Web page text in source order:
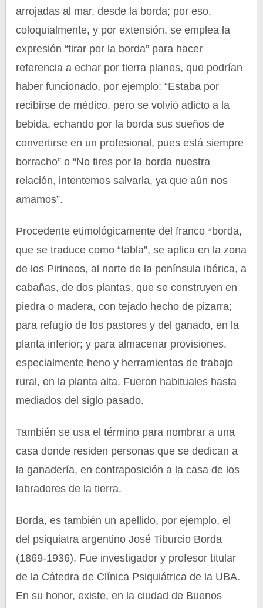
arrojadas al mar, desde la borda; por eso,
coloquialmente, y por extensión, se emplea la
expresión “tirar por la borda” para hacer
referencia a echar por tierra planes, que podrían
haber funcionado, por ejemplo: “Estaba por
recibirse de médico, pero se volvió adicto a la
bebida, echando por la borda sus sueños de
convertirse en un profesional, pues está siempre
borracho” o “No tires por la borda nuestra
relación, intentemos salvarla, ya que aún nos
amamos”.
Procedente etimológicamente del franco *borda,
que se traduce como “tabla”, se aplica en la zona
de los Pirineos, al norte de la península ibérica, a
cabañas, de dos plantas, que se construyen en
piedra o madera, con tejado hecho de pizarra;
para refugio de los pastores y del ganado, en la
planta inferior; y para almacenar provisiones,
especialmente heno y herramientas de trabajo
rural, en la planta alta. Fueron habituales hasta
mediados del siglo pasado.
También se usa el término para nombrar a una
casa donde residen personas que se dedican a
la ganadería, en contraposición a la casa de los
labradores de la tierra.
Borda, es también un apellido, por ejemplo, el
del psiquiatra argentino José Tiburcio Borda
(1869-1936). Fue investigador y profesor titular
de la Cátedra de Clínica Psiquiátrica de la UBA.
En su honor, existe, en la ciudad de Buenos